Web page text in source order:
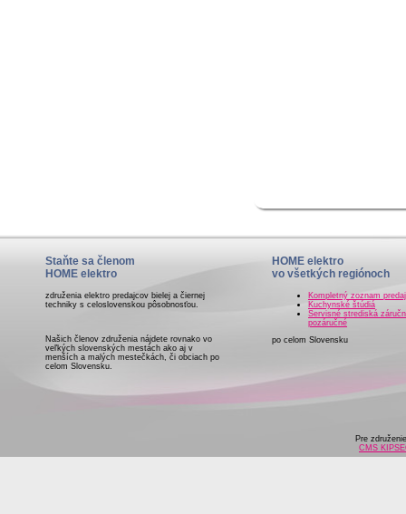
Staňte sa členom
HOME elektro
združenia elektro predajcov bielej a čiernej
techniky s celoslovenskou pôsobnosťou.
Našich členov združenia nájdete rovnako vo
veľkých slovenských mestách ako aj v
menších a malých mestečkách, či obciach po
celom Slovensku.
HOME elektro
vo všetkých regiónoch
Kompletný zoznam
Kuchynské štúdiá
Servisné strediská
pozáručné
po celom Slovensku
Pre
CMS